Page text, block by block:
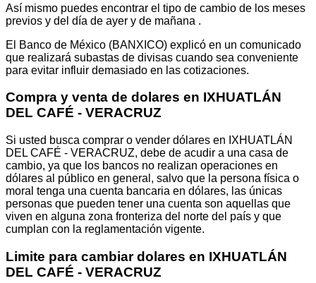
Así mismo puedes encontrar el tipo de cambio de los meses
previos y del día de ayer y de mañana .
El Banco de México (BANXICO) explicó en un comunicado
que realizará subastas de divisas cuando sea conveniente
para evitar influir demasiado en las cotizaciones.
Compra y venta de dolares en IXHUATLÁN
DEL CAFÉ - VERACRUZ
Si usted busca comprar o vender dólares en IXHUATLÁN
DEL CAFÉ - VERACRUZ, debe de acudir a una casa de
cambio, ya que los bancos no realizan operaciones en
dólares al público en general, salvo que la persona física o
moral tenga una cuenta bancaria en dólares, las únicas
personas que pueden tener una cuenta son aquellas que
viven en alguna zona fronteriza del norte del país y que
cumplan con la reglamentación vigente.
Limite para cambiar dolares en IXHUATLÁN
DEL CAFÉ - VERACRUZ